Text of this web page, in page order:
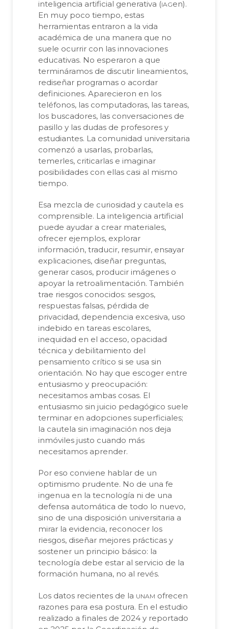
inteligencia artificial generativa (iagen).
En muy poco tiempo, estas
herramientas entraron a la vida
académica de una manera que no
suele ocurrir con las innovaciones
educativas. No esperaron a que
termináramos de discutir lineamientos,
rediseñar programas o acordar
definiciones. Aparecieron en los
teléfonos, las computadoras, las tareas,
los buscadores, las conversaciones de
pasillo y las dudas de profesores y
estudiantes. La comunidad universitaria
comenzó a usarlas, probarlas,
temerles, criticarlas e imaginar
posibilidades con ellas casi al mismo
tiempo.
Esa mezcla de curiosidad y cautela es
comprensible. La inteligencia artificial
puede ayudar a crear materiales,
ofrecer ejemplos, explorar
información, traducir, resumir, ensayar
explicaciones, diseñar preguntas,
generar casos, producir imágenes o
apoyar la retroalimentación. También
trae riesgos conocidos: sesgos,
respuestas falsas, pérdida de
privacidad, dependencia excesiva, uso
indebido en tareas escolares,
inequidad en el acceso, opacidad
técnica y debilitamiento del
pensamiento crítico si se usa sin
orientación. No hay que escoger entre
entusiasmo y preocupación:
necesitamos ambas cosas. El
entusiasmo sin juicio pedagógico suele
terminar en adopciones superficiales;
la cautela sin imaginación nos deja
inmóviles justo cuando más
necesitamos aprender.
Por eso conviene hablar de un
optimismo prudente. No de una fe
ingenua en la tecnología ni de una
defensa automática de todo lo nuevo,
sino de una disposición universitaria a
mirar la evidencia, reconocer los
riesgos, diseñar mejores prácticas y
sostener un principio básico: la
tecnología debe estar al servicio de la
formación humana, no al revés.
Los datos recientes de la unam ofrecen
razones para esa postura. En el estudio
realizado a finales de 2024 y reportado